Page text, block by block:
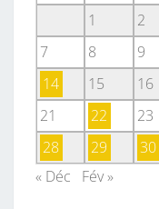
1
2
7
8 9
14
15 16
21
22 23
28
29 30
« Déc
Fév »